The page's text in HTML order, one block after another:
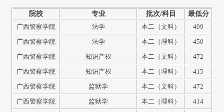
院校 专业 批次/科目
最低分
广西警察学院
法学 本二（文科）
499
广西警察学院
法学 本二（理科）
450
广西警察学院
知识产权 本二（文科）
472
广西警察学院
知识产权 本二（理科）
415
广西警察学院
监狱学 本二（文科）
472
广西警察学院
监狱学 本二（理科）
414